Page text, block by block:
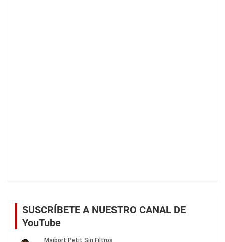
SUSCRÍBETE A NUESTRO CANAL DE
YouTube